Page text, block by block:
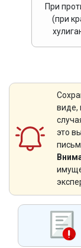
При
(при
виде,
это